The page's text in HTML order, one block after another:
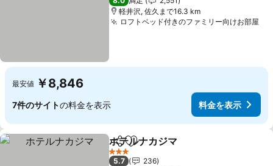
軽井沢, 佐久まで16.3 km
ロフトベッド付きのファミリー向けお部屋料
最安値 ￥8,846
7件のサイトの料金を表示 料金を表示
シェアお気に入りに追加
ホテルナカジマ
3 ホテルのランク
5.7
236